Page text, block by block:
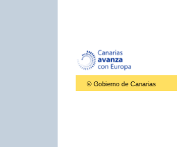
© Gobierno de Canarias